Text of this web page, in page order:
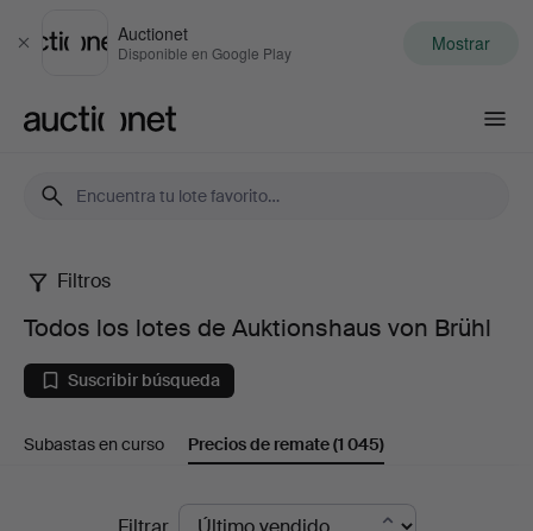
Cerrar
Auctionet
Disponible en Google Play Mostrar
Todos
los
lotes
de
Filtros
Todos los lotes de Auktionshaus von Brühl
Suscribir búsqueda
Subastas en curso Precios de remate(1 045)